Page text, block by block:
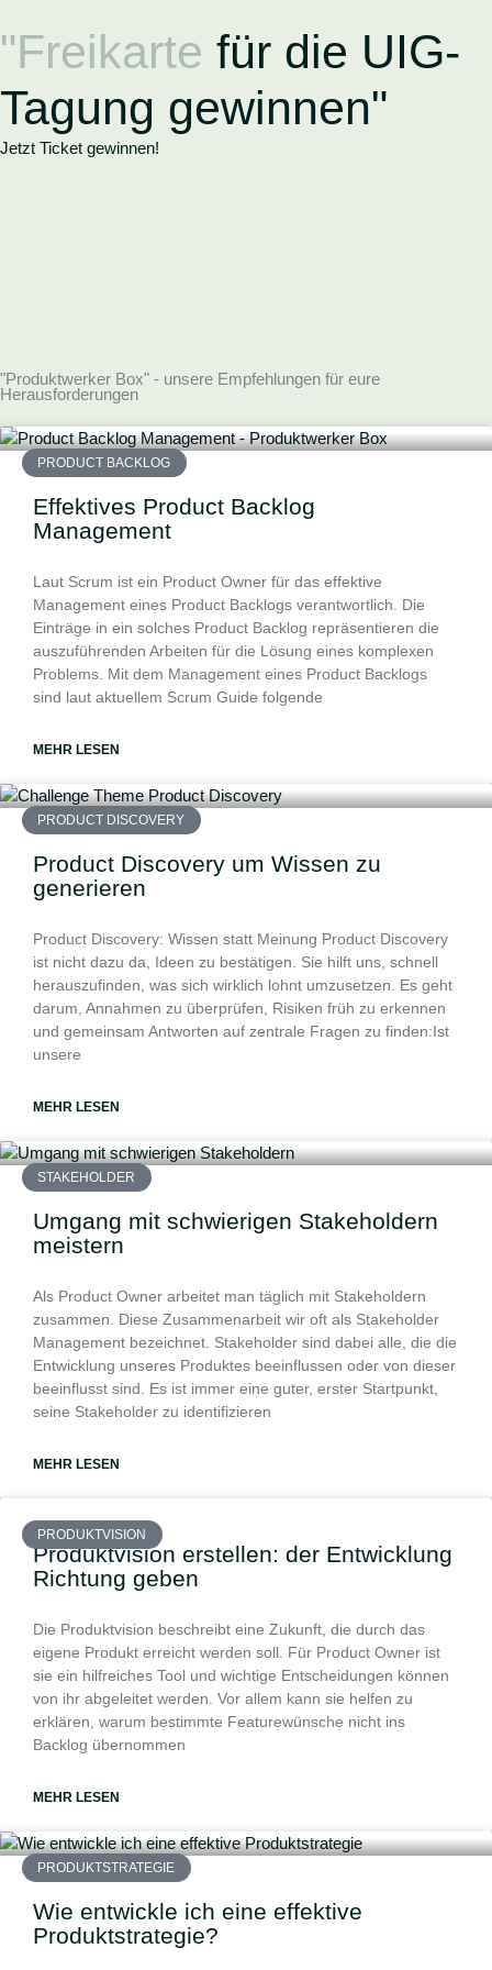
Inhalt
springen
"Freikarte für die UIG-
Tagung gewinnen"
Jetzt Ticket gewinnen!
"Produktwerker Box" - unsere Empfehlungen für eure
Herausforderungen
PRODUCT BACKLOG
Effektives Product Backlog
Management
Laut Scrum ist ein Product Owner für das effektive
Management eines Product Backlogs verantwortlich. Die
Einträge in ein solches Product Backlog repräsentieren die
auszuführenden Arbeiten für die Lösung eines komplexen
Problems. Mit dem Management eines Product Backlogs
sind laut aktuellem Scrum Guide folgende
MEHR LESEN
PRODUCT DISCOVERY
Product Discovery um Wissen zu
generieren
Product Discovery: Wissen statt Meinung Product Discovery
ist nicht dazu da, Ideen zu bestätigen. Sie hilft uns, schnell
herauszufinden, was sich wirklich lohnt umzusetzen. Es geht
darum, Annahmen zu überprüfen, Risiken früh zu erkennen
und gemeinsam Antworten auf zentrale Fragen zu finden:Ist
unsere
MEHR LESEN
STAKEHOLDER
Umgang mit schwierigen Stakeholdern
meistern
Als Product Owner arbeitet man täglich mit Stakeholdern
zusammen. Diese Zusammenarbeit wir oft als Stakeholder
Management bezeichnet. Stakeholder sind dabei alle, die die
Entwicklung unseres Produktes beeinflussen oder von dieser
beeinflusst sind. Es ist immer eine guter, erster Startpunkt,
seine Stakeholder zu identifizieren
MEHR LESEN
PRODUKTVISION
Produktvision erstellen: der Entwicklung
Richtung geben
Die Produktvision beschreibt eine Zukunft, die durch das
eigene Produkt erreicht werden soll. Für Product Owner ist
sie ein hilfreiches Tool und wichtige Entscheidungen können
von ihr abgeleitet werden. Vor allem kann sie helfen zu
erklären, warum bestimmte Featurewünsche nicht ins
Backlog übernommen
MEHR LESEN
PRODUKTSTRATEGIE
Wie entwickle ich eine effektive
Produktstrategie?